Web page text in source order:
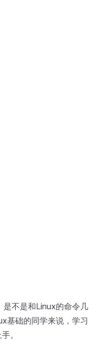
是不是和Linux的命令几
基础的同学来说，学习
。